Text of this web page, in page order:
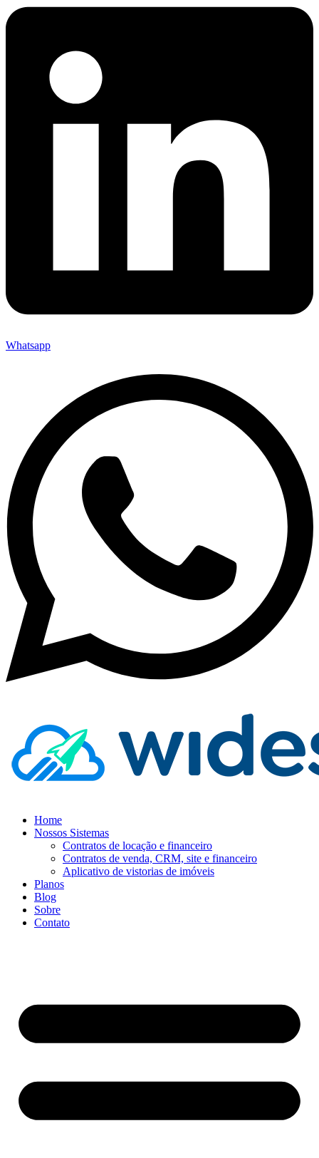
Whatsapp
Home
Nossos Sistemas
Contratos de locação e financeiro
Contratos de venda, CRM, site e financeiro
Aplicativo de vistorias de imóveis
Planos
Blog
Sobre
Contato